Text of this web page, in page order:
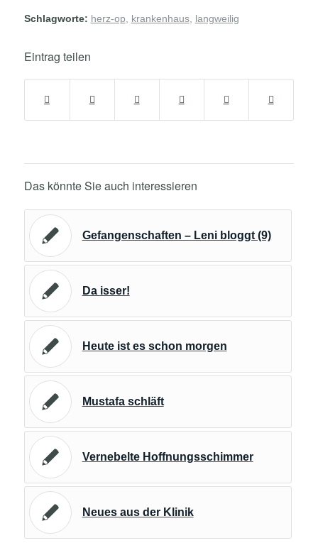
Schlagworte: herz-op krankenhaus, langweilig
Eintrag teilen
Das könnte Sie auch interessieren
Gefangenschaften – Leni bloggt (9)
Da isser!
Heute ist es schon morgen
Mustafa schläft
Vernebelte Hoffnungsschimmer
Neues aus der Klinik